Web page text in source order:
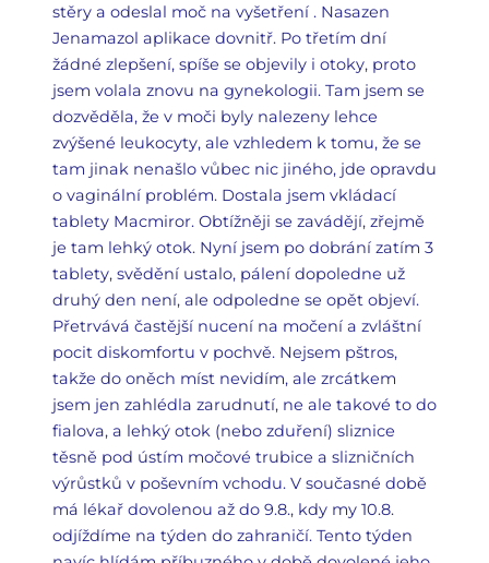
stěry a odeslal moč na vyšetření . Nasazen
Jenamazol aplikace dovnitř. Po třetím dní
žádné zlepšení, spíše se objevily i otoky, proto
jsem volala znovu na gynekologii. Tam jsem se
dozvěděla, že v moči byly nalezeny lehce
zvýšené leukocyty, ale vzhledem k tomu, že se
tam jinak nenašlo vůbec nic jiného, jde opravdu
o vaginální problém. Dostala jsem vkládací
tablety Macmiror. Obtížněji se zavádějí, zřejmě
je tam lehký otok. Nyní jsem po dobrání zatím 3
tablety, svědění ustalo, pálení dopoledne už
druhý den není, ale odpoledne se opět objeví.
Přetrvává častější nucení na močení a zvláštní
pocit diskomfortu v pochvě. Nejsem pštros,
takže do oněch míst nevidím, ale zrcátkem
jsem jen zahlédla zarudnutí, ne ale takové to do
fialova, a lehký otok (nebo zduření) sliznice
těsně pod ústím močové trubice a slizničních
výrůstků v poševním vchodu. V současné době
má lékař dovolenou až do 9.8., kdy my 10.8.
odjíždíme na týden do zahraničí. Tento týden